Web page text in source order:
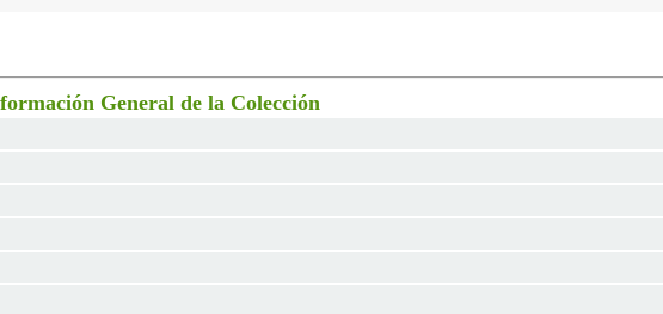
General de la Colección